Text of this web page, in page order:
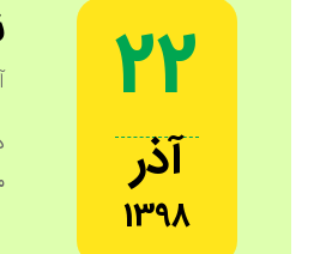
22
آذر
1398